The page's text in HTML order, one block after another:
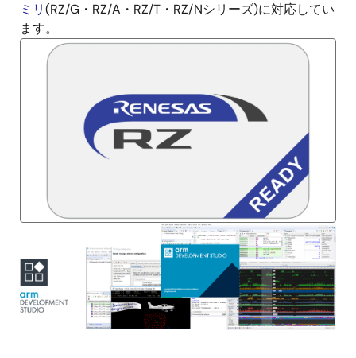
ミリ(RZ/G・RZ/A・RZ/T・RZ/Nシリーズ)に対応してい
ます。